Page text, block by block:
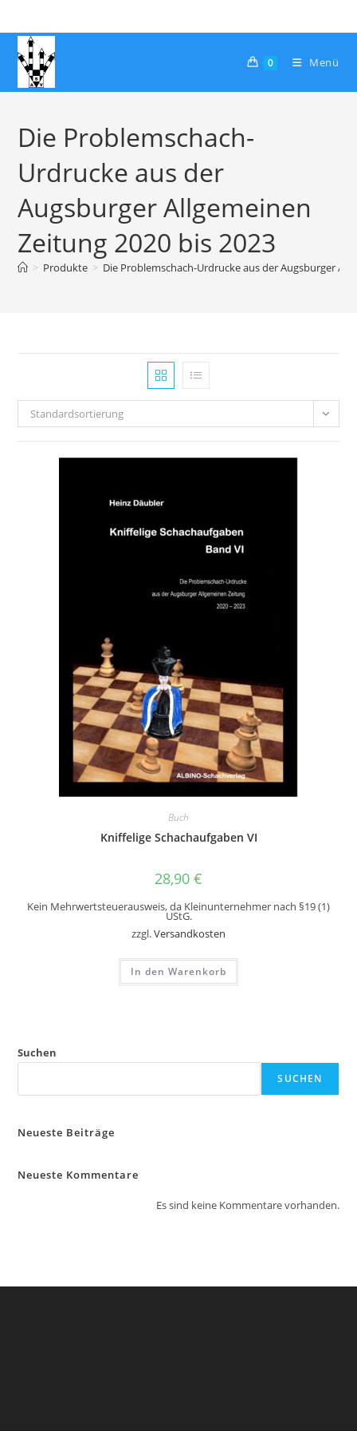
Inhalt
springen
0 Menü
Die Problemschach-
Urdrucke aus der
Augsburger Allgemeinen
Zeitung 2020 bis 2023
> Produkte > Die Problemschach-Urdrucke aus der Augsburger
Standardsortierung
Buch
Kniffelige Schachaufgaben VI
28,90 €
Kein Mehrwertsteuerausweis, da Kleinunternehmer nach §19 (1)
UStG.
zzgl.Versandkosten
In den Warenkorb
Suchen
SUCHEN
Neueste Beiträge
Neueste Kommentare
Es sind keine Kommentare vorhanden.